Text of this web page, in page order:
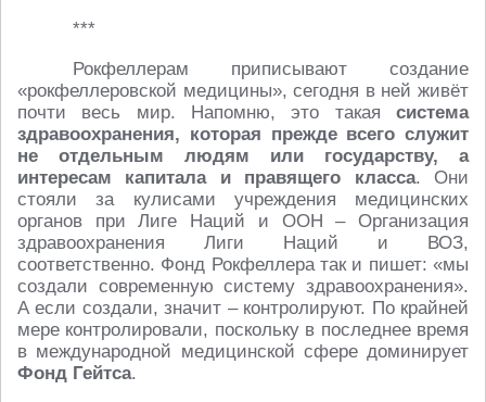
***
Рокфеллерам приписывают создание
«рокфеллеровской медицины», сегодня в ней живёт
почти весь мир. Напомню, это такая система
здравоохранения, которая прежде всего служит
не отдельным людям или государству, а
интересам капитала и правящего класса. Они
стояли за кулисами учреждения медицинских
органов при Лиге Наций и ООН – Организация
здравоохранения Лиги Наций и ВОЗ,
соответственно. Фонд Рокфеллера так и пишет: «мы
создали современную систему здравоохранения».
А если создали, значит – контролируют. По крайней
мере контролировали, поскольку в последнее время
в международной медицинской сфере доминирует
Фонд Гейтса.